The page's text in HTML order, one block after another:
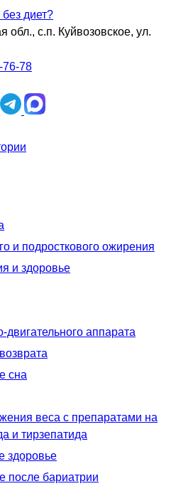
обл., с.п. Куйвозовское, ул.
76-78
и подросткового ожирения
и здоровье
аппарата
сна
веса с препаратами на
и тирзепатида
здоровье
после бариатрии